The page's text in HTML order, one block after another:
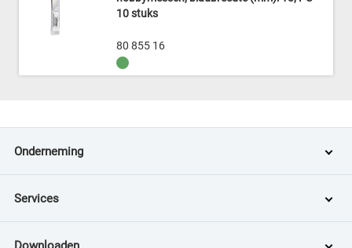
80 855 16
10 stuks
Onderneming
Services